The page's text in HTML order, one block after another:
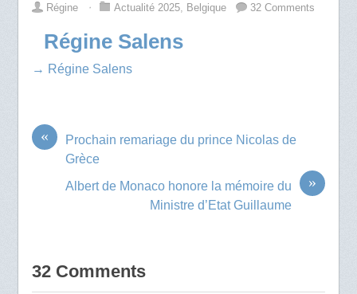
Régine ⋅ Actualité 2025, Belgique 32 Comments
Régine Salens
→ Régine Salens
«
Prochain remariage du prince Nicolas de
Grèce
»
Albert de Monaco honore la mémoire du
Ministre d’Etat Guillaume
32 Comments